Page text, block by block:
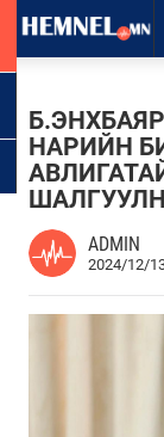
НАРИЙН
ADMIN
2024/12/